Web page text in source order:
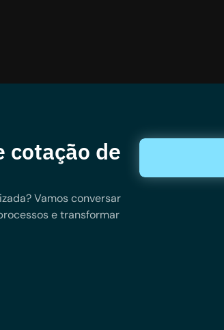
cotação de
Vamos conversar
e transformar